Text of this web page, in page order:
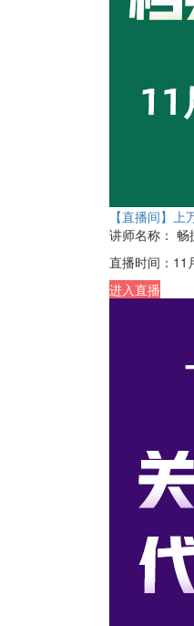
【直播间】
讲师名称： 畅
直播时间： 11
进入直播